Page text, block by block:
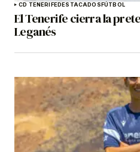
CD TENERIFEDESTACADOSFÚTBOL
El Tenerife cierra la
Leganés